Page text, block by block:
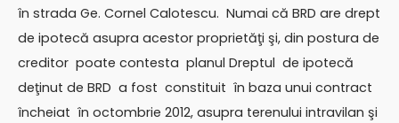
în strada Ge. Cornel Calotescu. Numai că BRD are drept
de ipotecă asupra acestor proprietăţi şi, din postura de
creditor poate contesta planul Dreptul de ipotecă
deţinut de BRD a fost constituit în baza unui contract
încheiat în octombrie 2012, asupra terenului intravilan şi